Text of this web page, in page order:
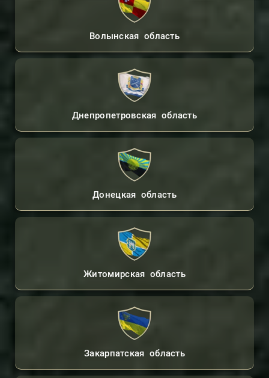
Волынская область
Днепропетровская область
Донецкая область
Житомирская область
Закарпатская область